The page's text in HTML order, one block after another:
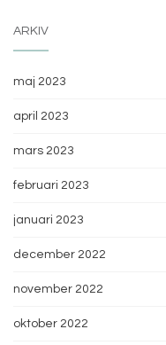
ARKIV
maj 2023
april 2023
mars 2023
februari 2023
januari 2023
december 2022
november 2022
oktober 2022